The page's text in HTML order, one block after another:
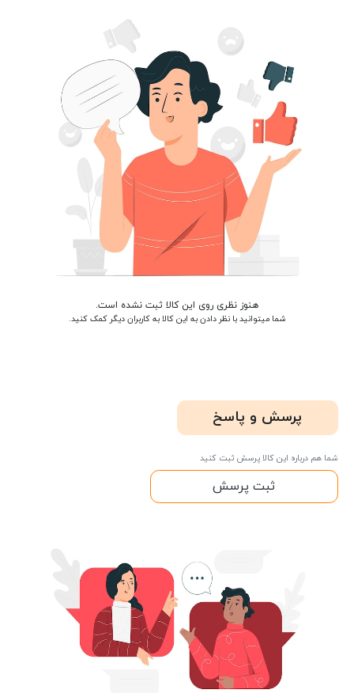
هنوز نظری روی این کالا ثبت نشده است.
شما میتوانید با نظر دادن به این کالا به کاربران دیگر کمک کنید.
پرسش و پاسخ
شما هم درباره این کالا پرسش ثبت کنید
ثبت پرسش